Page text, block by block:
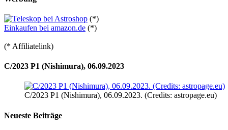
(*)
Einkaufen bei amazon.de (*)
(* Affiliatelink)
C/2023 P1 (Nishimura), 06.09.2023
C/2023 P1 (Nishimura), 06.09.2023. (Credits: astropage.eu)
Neueste Beiträge